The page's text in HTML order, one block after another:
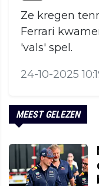
Ze kregen
Ferrari
'vals' spel.
24-10-2025
MEEST GELEZEN